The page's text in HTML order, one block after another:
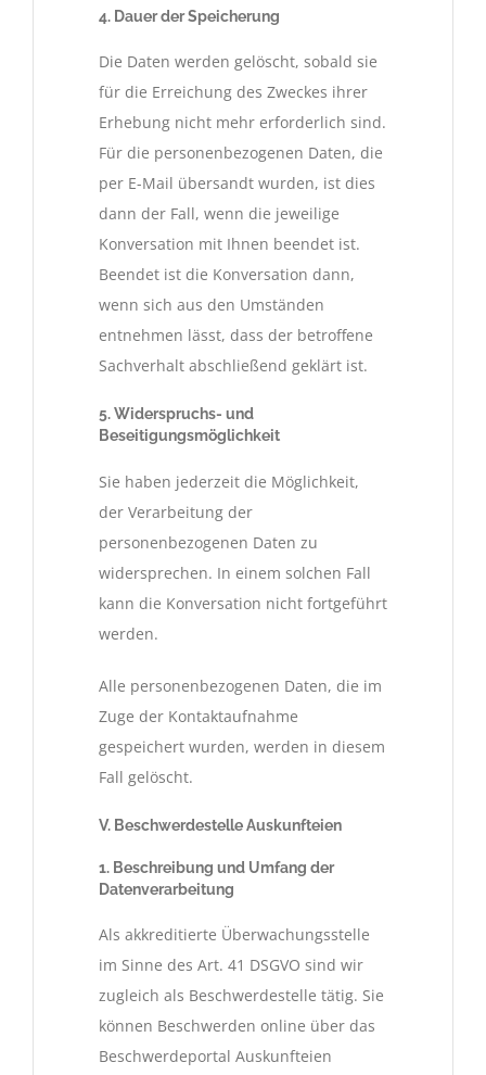
4. Dauer der Speicherung
Die Daten werden gelöscht, sobald sie
für die Erreichung des Zweckes ihrer
Erhebung nicht mehr erforderlich sind.
Für die personenbezogenen Daten, die
per E-Mail übersandt wurden, ist dies
dann der Fall, wenn die jeweilige
Konversation mit Ihnen beendet ist.
Beendet ist die Konversation dann,
wenn sich aus den Umständen
entnehmen lässt, dass der betroffene
Sachverhalt abschließend geklärt ist.
5. Widerspruchs- und
Beseitigungsmöglichkeit
Sie haben jederzeit die Möglichkeit,
der Verarbeitung der
personenbezogenen Daten zu
widersprechen. In einem solchen Fall
kann die Konversation nicht fortgeführt
werden.
Alle personenbezogenen Daten, die im
Zuge der Kontaktaufnahme
gespeichert wurden, werden in diesem
Fall gelöscht.
V. Beschwerdestelle Auskunfteien
1. Beschreibung und Umfang der
Datenverarbeitung
Als akkreditierte Überwachungsstelle
im Sinne des Art. 41 DSGVO sind wir
zugleich als Beschwerdestelle tätig. Sie
können Beschwerden online über das
Beschwerdeportal Auskunfteien